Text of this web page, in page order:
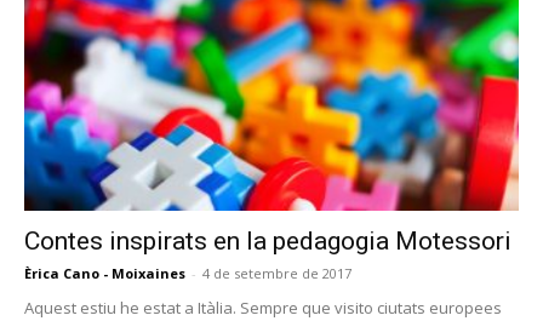
Contes inspirats en la pedagogia Motessori
Èrica Cano - Moixaines - 4 de setembre de 2017
Aquest estiu he estat a Itàlia. Sempre que visito ciutats europees